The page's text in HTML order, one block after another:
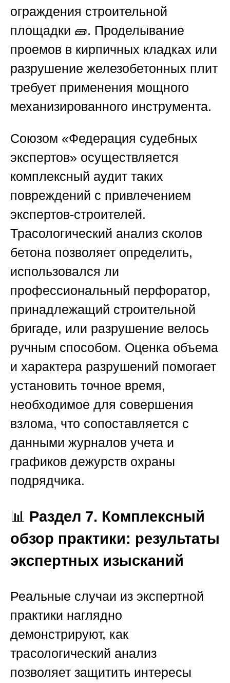
ограждения строительной
площадки 🧱. Проделывание
проемов в кирпичных кладках или
разрушение железобетонных плит
требует применения мощного
механизированного инструмента.
Союзом «Федерация судебных
экспертов» осуществляется
комплексный аудит таких
повреждений с привлечением
экспертов-строителей.
Трасологический анализ сколов
бетона позволяет определить,
использовался ли
профессиональный перфоратор,
принадлежащий строительной
бригаде, или разрушение велось
ручным способом. Оценка объема
и характера разрушений помогает
установить точное время,
необходимое для совершения
взлома, что сопоставляется с
данными журналов учета и
графиков дежурств охраны
подрядчика.
📊 Раздел 7. Комплексный
обзор практики: результаты
экспертных изысканий
Реальные случаи из экспертной
практики наглядно
демонстрируют, как
трасологический анализ
позволяет защитить интересы